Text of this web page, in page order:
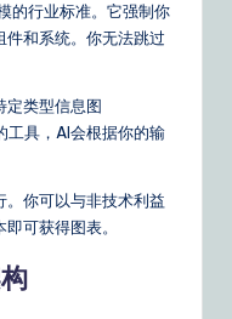
的行业标准。它强制你
件和系统。你无法跳过
定类型信息图
工具，AI会根据你的输
。你可以与非技术利益
可获得图表。